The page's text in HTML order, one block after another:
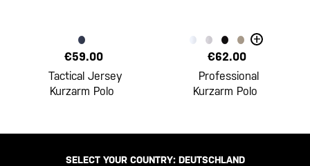
€59.00
Tactical Jersey
Kurzarm Polo
+
€62.00
Professional
Kurzarm Polo
SELECT YOUR COUNTRY: DEUTSCHLAND